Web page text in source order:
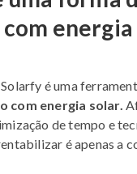
energia
é uma
com energia solar.
de tempo e
é apenas a